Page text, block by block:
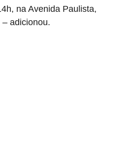
na Avenida Paulista,
adicionou.